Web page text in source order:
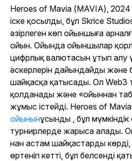
Heroes of Mavia (MAVIA),
іске қосылды, бұл Skrice
әзірлеген көп ойыншыға
ойын. Ойында ойыншылар
цифрлық валютасын ұтып алу
әскерлерін дайындайды және
шайқасқа қатысады. Ол Web3
қолданады және «ойыннан
жұмыс істейді. Heroes of Mavia
ойынынұсынды , бұл
турнирлерде жарыса алады.
нан астам шайқастарды
өртеніп кетті, бұл белсенді